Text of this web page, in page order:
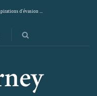
d'évasion ...